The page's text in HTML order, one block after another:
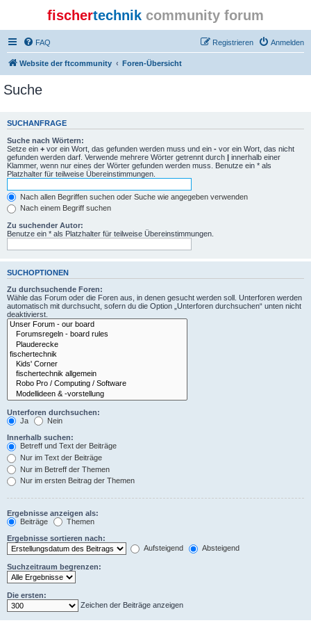
fischertechnik community forum
FAQ Anmelden
Registrieren
Website der ftcommunity Foren-Übersicht
Suche
SUCHANFRAGE
Suche nach Wörtern:
Setze ein + vor ein Wort, das gefunden werden muss und ein - vor ein Wort, das nicht
gefunden werden darf. Verwende mehrere Wörter getrennt durch | innerhalb einer
Klammer, wenn nur eines der Wörter gefunden werden muss. Benutze ein * als
Platzhalter für teilweise Übereinstimmungen.
Nach allen Begriffen suchen oder Suche wie angegeben verwenden
Nach einem Begriff suchen
Zu suchender Autor:
Benutze ein * als Platzhalter für teilweise Übereinstimmungen.
SUCHOPTIONEN
Zu durchsuchende Foren:
Wähle das Forum oder die Foren aus, in denen gesucht werden soll. Unterforen werden
automatisch mit durchsucht, sofern du die Option „Unterforen durchsuchen“ unten nicht
deaktivierst.
Unterforen durchsuchen:
Ja
Nein
Innerhalb suchen:
Betreff und Text der Beiträge
Nur im Text der Beiträge
Nur im Betreff der Themen
Nur im ersten Beitrag der Themen
Ergebnisse anzeigen als:
Beiträge
Themen
Ergebnisse sortieren nach:
Aufsteigend
Absteigend
Suchzeitraum begrenzen:
Die ersten:
Zeichen der Beiträge anzeigen